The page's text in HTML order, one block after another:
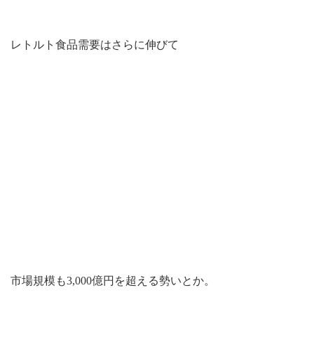
レトルト食品需要はさらに伸びて
市場規模も3,000億円を超える勢いとか。